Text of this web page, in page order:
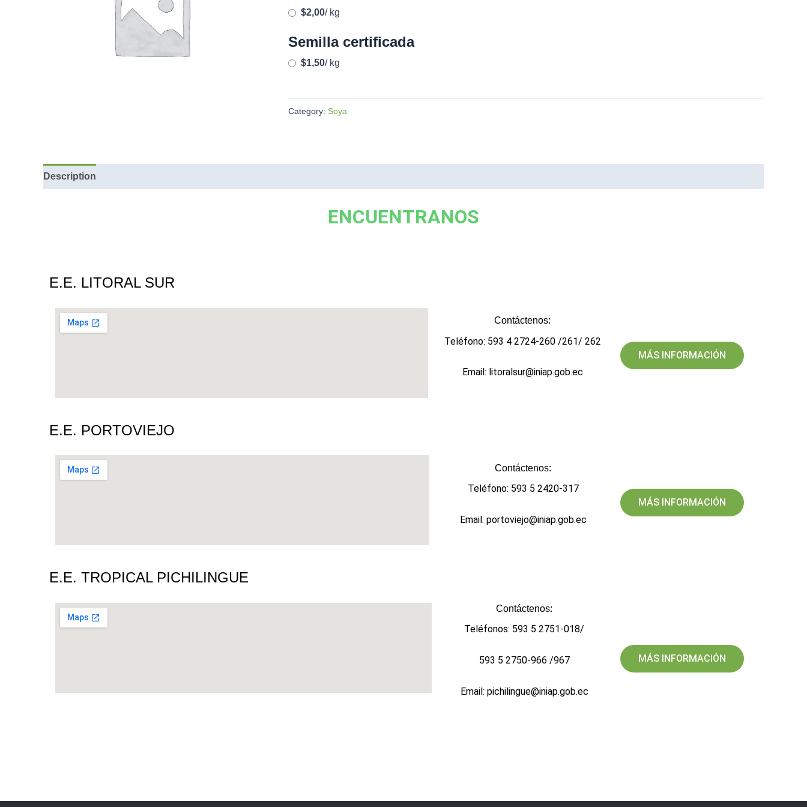
$2,00/ kg
Semilla certificada
$1,50/ kg
Category: Soya
Description
ENCUENTRANOS
E.E. LITORAL SUR
Contáctenos:
Teléfono: 593 4 2724-260 /261/ 262
Email: litoralsur@iniap.gob.ec
MÁS INFORMACIÓN
E.E. PORTOVIEJO
Contáctenos:​
Teléfono: 593 5 2420-317
Email: portoviejo@iniap.gob.ec
MÁS INFORMACIÓN
E.E. TROPICAL PICHILINGUE
Contáctenos:​
Teléfonos: 593 5 2751-018/
593 5 2750-966 /967
Email: pichilingue@iniap.gob.ec
MÁS INFORMACIÓN